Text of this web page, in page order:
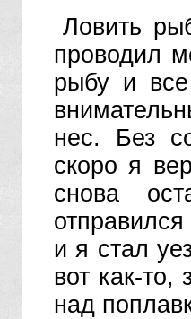
Ловить
проводил
рыбу и
нес. Без
скоро я
снова
и я стал
вот как-
над